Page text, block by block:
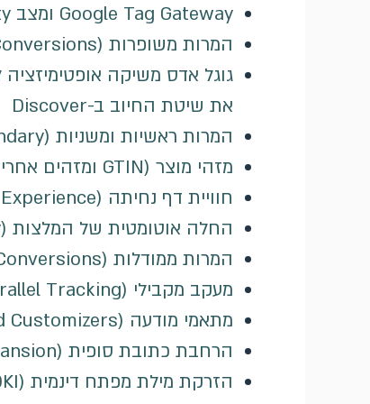
Google Tag Gateway ומצב First-Party: המדריך למדידה בעולם ללא קוקיז
המרות משופרות (Enhanced Conversions) בגוגל אדס: המדריך המלא
את שיטת החיוב ב-Discover
המרות ראשיות ומשניות (Primary/Secondary)
מזהי מוצר (GTIN ומזהים אחרים)
חוויית דף נחיתה (Landing Page Experience)
החלה אוטומטית של המלצות (Auto-Apply)
המרות ממודלות (Modeled Conversions)
מעקב מקבילי (Parallel Tracking)
מתאמי מודעה (Ad Customizers)
הרחבת כתובת סופית (Final URL Expansion)
הזרקת מילת מפתח דינמית (DKI)